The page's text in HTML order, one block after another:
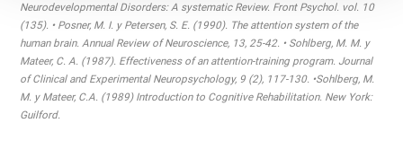
Neurodevelopmental Disorders: A systematic Review. Front Psychol. vol. 10
(135). • Posner, M. I. y Petersen, S. E. (1990). The attention system of the
human brain. Annual Review of Neuroscience, 13, 25-42. • Sohlberg, M. M. y
Mateer, C. A. (1987). Effectiveness of an attention-training program. Journal
of Clinical and Experimental Neuropsychology, 9 (2), 117-130. •Sohlberg, M.
M. y Mateer, C.A. (1989) Introduction to Cognitive Rehabilitation. New York:
Guilford.